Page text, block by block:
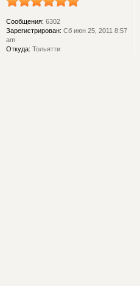
Сообщения: 6302
Зарегистрирован: Сб июн 25, 2011 8:57
am
Откуда: Тольятти